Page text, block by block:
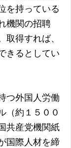
を持っている
機関の招聘
取得すれば、
きるとしてい
つ外国人労働
（約１５００
共産党機関紙
国際人材を締